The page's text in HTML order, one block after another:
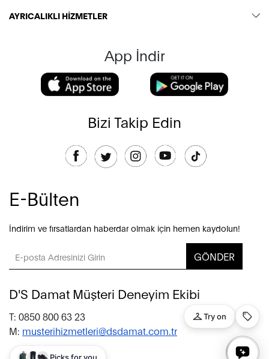
AYRICALIKLI HİZMETLER
App İndir
Bizi Takip Edin
E-Bülten
İndirim ve fırsatlardan haberdar olmak için hemen kaydolun!
GÖNDER
D'S Damat Müşteri Deneyim Ekibi
T: 0850 800 63 23
M: musterihizmetleri@dsdamat.com.tr